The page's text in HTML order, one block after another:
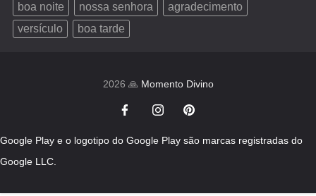
boa noite
nossa senhora
agradecimento
versículo
boa tarde
2026 🙏 Momento Divino
Google Play e o logotipo do Google Play são marcas registradas do
Google LLC.